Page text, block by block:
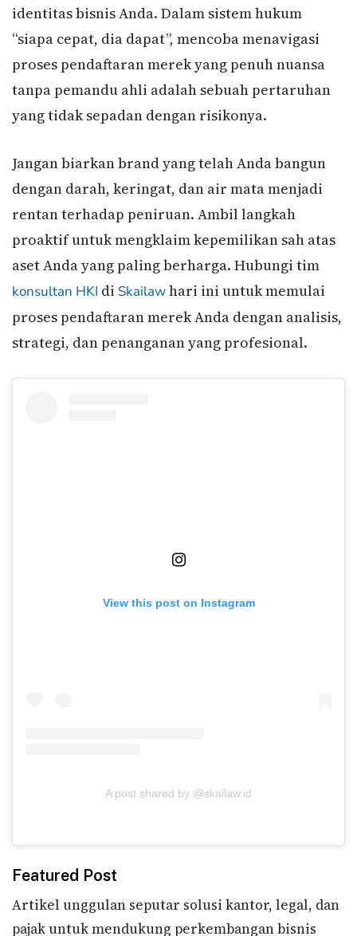
identitas bisnis Anda. Dalam sistem hukum
“siapa cepat, dia dapat”, mencoba menavigasi
proses pendaftaran merek yang penuh nuansa
tanpa pemandu ahli adalah sebuah pertaruhan
yang tidak sepadan dengan risikonya.
Jangan biarkan brand yang telah Anda bangun
dengan darah, keringat, dan air mata menjadi
rentan terhadap peniruan. Ambil langkah
proaktif untuk mengklaim kepemilikan sah atas
aset Anda yang paling berharga. Hubungi tim
konsultan HKI di Skailawhari ini untuk memulai
proses pendaftaran merek Anda dengan analisis,
strategi, dan penanganan yang profesional.
View this post on Instagram
A post shared by @skailaw.id
Featured Post
Artikel unggulan seputar solusi kantor, legal, dan
pajak untuk mendukung perkembangan bisnis